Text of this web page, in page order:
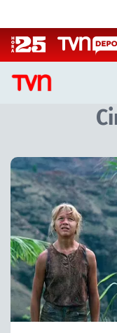
CASTING
CASTING TVN
TVN VERTICAL
TVN PLAY
PROGRAMAS
TELESERIES
Artículos relacionados